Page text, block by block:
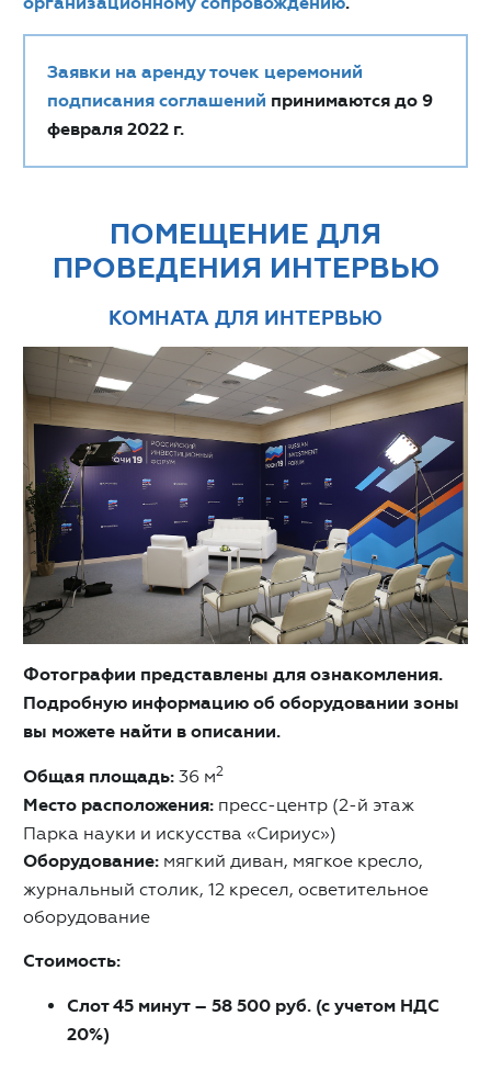
Заявки на аренду точек церемоний
подписания соглашений принимаются до 9
февраля 2022 г.
ПОМЕЩЕНИЕ ДЛЯ
ПРОВЕДЕНИЯ ИНТЕРВЬЮ
КОМНАТА ДЛЯ ИНТЕРВЬЮ
Фотографии представлены для ознакомления.
Подробную информацию об оборудовании зоны
вы можете найти в описании.
Общая площадь: 36 м2
Место расположения: пресс-центр (2-й этаж
Парка науки и искусства «Сириус»)
Оборудование: мягкий диван, мягкое кресло,
журнальный столик, 12 кресел, осветительное
оборудование
Стоимость:
Слот 45 минут – 58 500 руб. (с учетом НДС
20%)